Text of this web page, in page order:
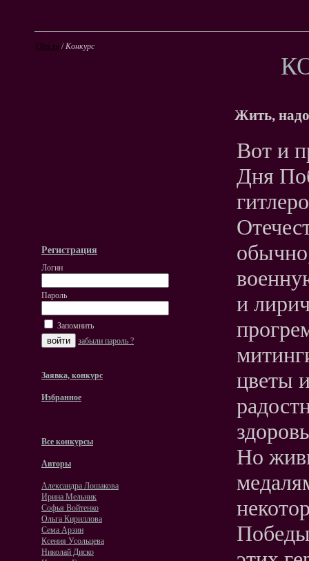
Olrs.ru /Конкурс
Регистрация
Логин
Пароль
Запомнить
забыли пароль ?
Заявка, конкурс
Избранное
Все конкурсы
Авторы
Александра Лошакова
Ирина Мельник
Софья Войтенко
Ольга Кириллова
Сема Арзин
Ксения Усольцева
Николай Диско
Жить,
Вот и
Дня
и
цветы
Но